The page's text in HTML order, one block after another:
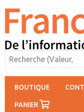
BOUTIQUE
PANIER